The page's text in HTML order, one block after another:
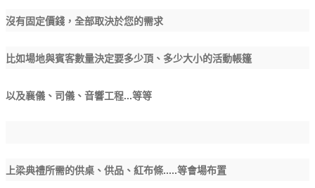
沒有固定價錢，全部取決於您的需求
比如場地與賓客數量決定要多少頂、多少大小的活動帳篷
以及襄儀、司儀、音響工程...等等
上梁典禮所需的供桌、供品、紅布條.....等會場布置